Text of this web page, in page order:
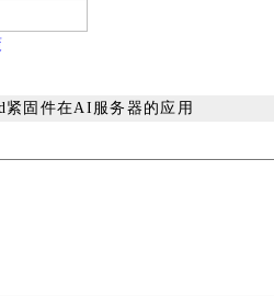
紧固件在AI服务器的应用